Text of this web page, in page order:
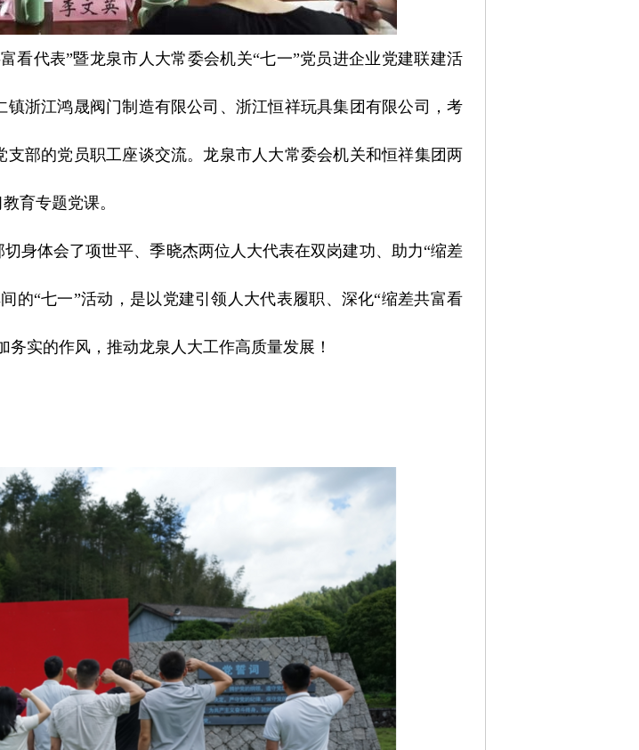
看代表”暨龙泉市人大常委会机关“七一”党员进企业党建联建活
浙江鸿晟阀门制造有限公司、浙江恒祥玩具集团有限公司，考
部的党员职工座谈交流。龙泉市人大常委会机关和恒祥集团两
育专题党课。
身体会了项世平、季晓杰两位人大代表在双岗建功、助力“缩差
的“七一”活动，是以党建引领人大代表履职、深化“缩差共富看
实的作风，推动龙泉人大工作高质量发展！